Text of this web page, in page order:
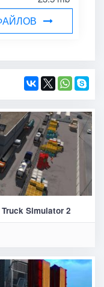
Simulator 2